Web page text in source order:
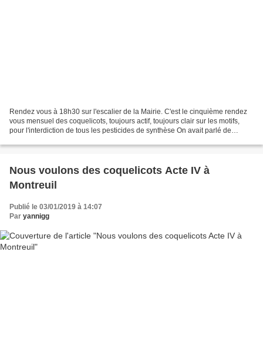
Rendez vous à 18h30 sur l'escalier de la Mairie. C'est le cinquième rendez
vous mensuel des coquelicots, toujours actif, toujours clair sur les motifs,
pour l'interdiction de tous les pesticides de synthèse On avait parlé de
Nous voulons des coquelicots Acte IV à
Montreuil
Publié le 03/01/2019 à 14:07
Par yannigg